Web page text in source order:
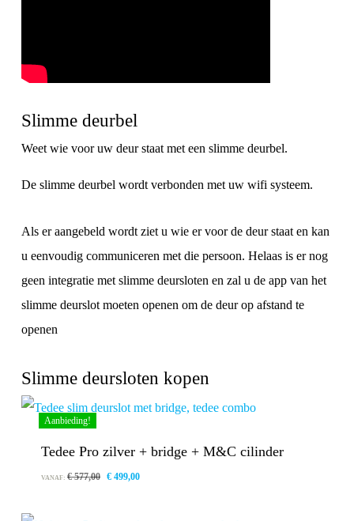
Slimme deurbel
Weet wie voor uw deur staat met een slimme deurbel.
De slimme deurbel wordt verbonden met uw wifi systeem.
Als er aangebeld wordt ziet u wie er voor de deur staat en kan
u eenvoudig communiceren met die persoon. Helaas is er nog
geen integratie met slimme deursloten en zal u de app van het
slimme deurslot moeten openen om de deur op afstand te
openen
Slimme deursloten kopen
Aanbieding!
Tedee Pro zilver + bridge + M&C cilinder
VANAF: €577,00 Oorspronkelijke
€499,00Huidige